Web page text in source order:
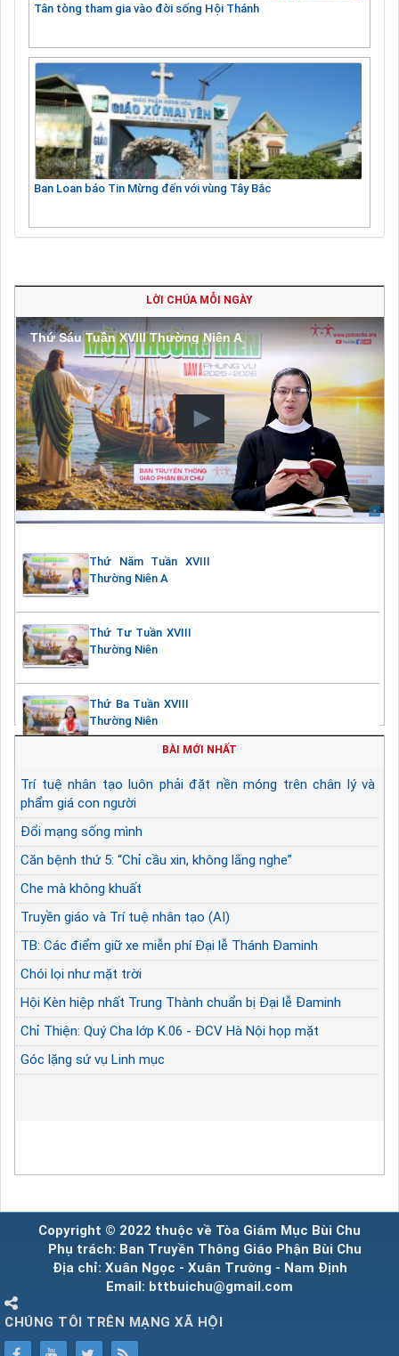
Tân tòng tham gia vào đời sống Hội Thánh
Ban Loan báo Tin Mừng đến với vùng Tây Bắc
LỜI CHÚA MỖI NGÀY
Thứ Sáu Tuần XVIII Thường Niên A
Thứ Năm Tuần XVIII
Thường Niên A
Thứ Tư Tuần XVIII
Thường Niên
Thứ Ba Tuần XVIII
Thường Niên
BÀI MỚI NHẤT
Trí tuệ nhân tạo luôn phải đặt nền móng trên chân lý và
phẩm giá con người
Đổi mạng sống mình
Căn bệnh thứ 5: “Chỉ cầu xin, không lắng nghe”
Che mà không khuất
Truyền giáo và Trí tuệ nhân tạo (AI)
TB: Các điểm giữ xe miễn phí Đại lễ Thánh Đaminh
Chói lọi như mặt trời
Hội Kèn hiệp nhất Trung Thành chuẩn bị Đại lễ Đaminh
Chỉ Thiện: Quý Cha lớp K.06 - ĐCV Hà Nội họp mặt
Góc lặng sứ vụ Linh mục
Copyright © 2022 thuộc về Tòa Giám Mục Bùi Chu
Phụ trách: Ban Truyền Thông Giáo Phận Bùi Chu
Địa chỉ: Xuân Ngọc - Xuân Trường - Nam Định
Email: bttbuichu@gmail.com
CHÚNG TÔI TRÊN MẠNG XÃ HỘI